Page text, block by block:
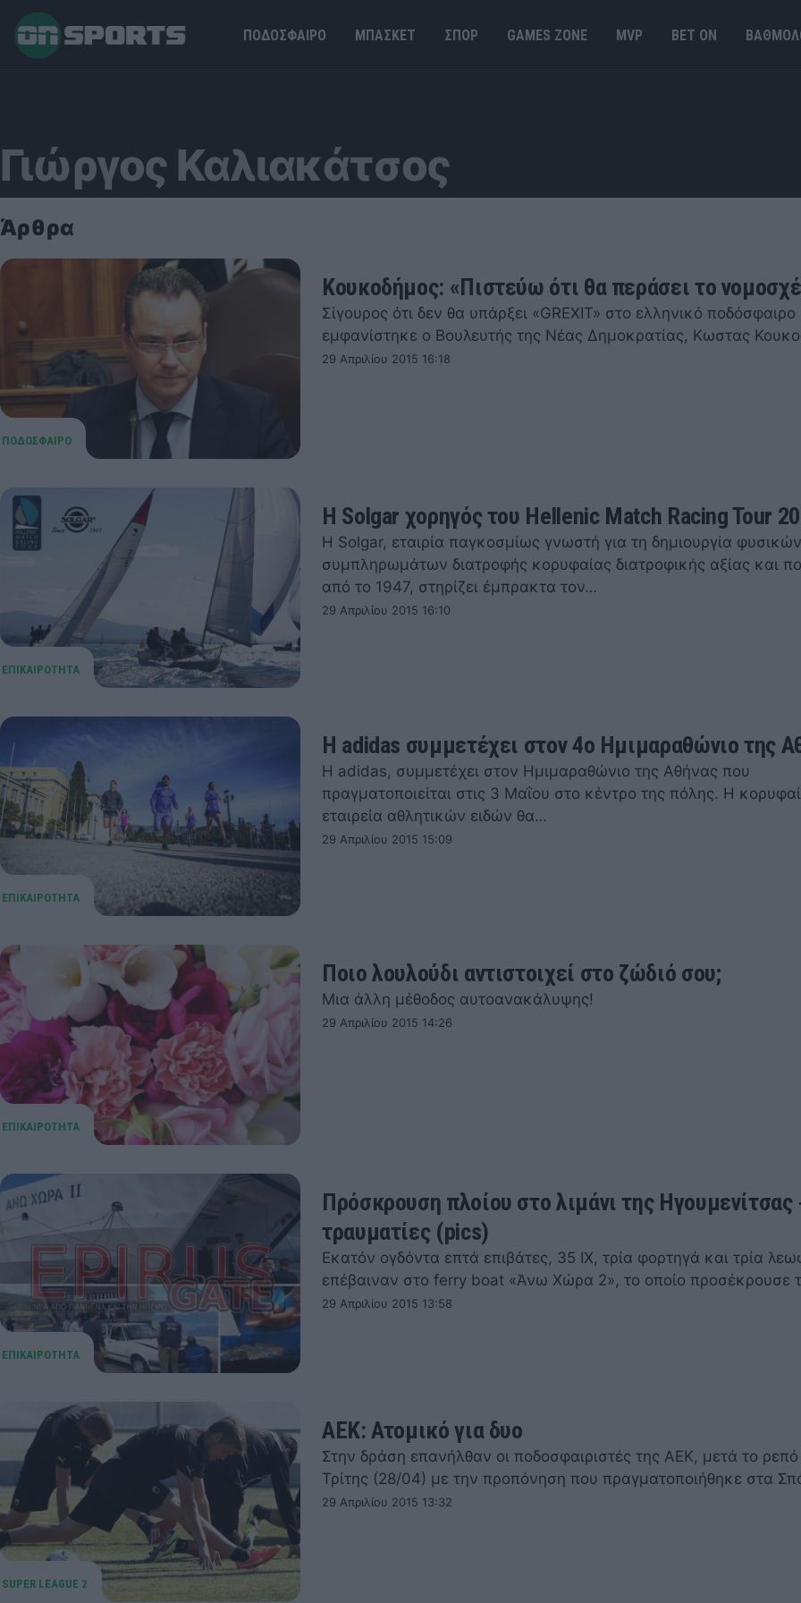
ΠΟΔΟΣΦΑΙΡΟ ΜΠΑΣΚΕΤ ΣΠΟΡ GAMES ΖΟΝΕ MVP BET ΟΝ
Γιώργος Καλιακάτσος
Άρθρα
Κουκοδήμος: «Πιστεύω ότι θα περάσει το
Σίγουρος ότι δεν θα υπάρξει «GREXIT» στο ελληνικό ποδόσφαιρο
εμφανίστηκε ο Βουλευτής της Νέας Δημοκρατίας, Κωστας
29 Απριλίου 2015 16:18
H Solgar χορηγός του Hellenic Match Racing Tour
Η Solgar, εταιρία παγκοσμίως γνωστή για τη δημιουργία φυσικών
συμπληρωμάτων διατροφής κορυφαίας διατροφικής αξίας και
από το 1947, στηρίζει έμπρακτα τον…
29 Απριλίου 2015 16:10
Η adidas συμμετέχει στον 4ο Ημιμαραθώνιο της
Η adidas, συμμετέχει στον Ημιμαραθώνιο της Αθήνας που
πραγματοποιείται στις 3 Μαΐου στο κέντρο της πόλης. Η
εταιρεία αθλητικών ειδών θα…
29 Απριλίου 2015 15:09
Ποιο λουλούδι αντιστοιχεί στο ζώδιό σου;
Μια άλλη μέθοδος αυτοανακάλυψης!
29 Απριλίου 2015 14:26
Πρόσκρουση πλοίου στο λιμάνι της Ηγουμενίτσας
τραυματίες (pics)
Εκατόν ογδόντα επτά επιβάτες, 35 ΙΧ, τρία φορτηγά και τρία
επέβαιναν στο ferry boat «Άνω Χώρα 2», το οποίο προσέκρουσε
29 Απριλίου 2015 13:58
ΑΕΚ: Ατομικό για δυο
Στην δράση επανήλθαν οι ποδοσφαιριστές της ΑΕΚ, μετά το ρεπό
Τρίτης (28/04) με την προπόνηση που πραγματοποιήθηκε στα
29 Απριλίου 2015 13:32